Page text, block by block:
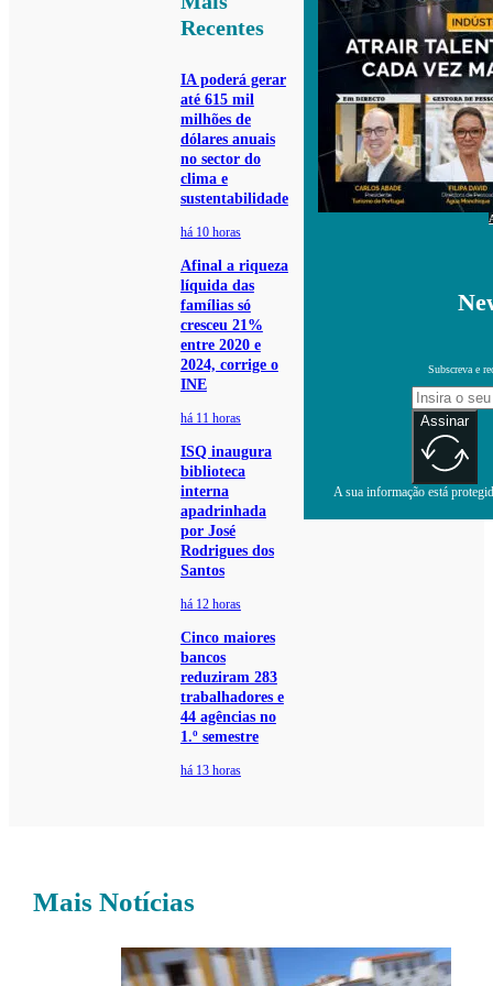
Recentes
IA poderá gerar
até 615 mil
milhões de
dólares anuais
no sector do
clima e
sustentabilidade
há 10 horas
Afinal a riqueza
líquida das
famílias só
cresceu 21%
entre 2020 e
2024, corrige o
INE
há 11 horas
ISQ inaugura
biblioteca
interna
apadrinhada
por José
Rodrigues dos
Santos
há 12 horas
Cinco maiores
bancos
reduziram 283
trabalhadores e
44 agências no
1.º semestre
há 13 horas
Subscreva e
Assinar
A sua informação está
Mais Notícias